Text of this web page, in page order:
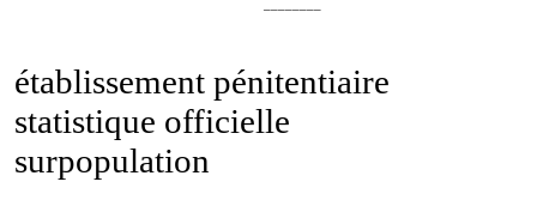
établissement pénitentiaire
statistique officielle
surpopulation